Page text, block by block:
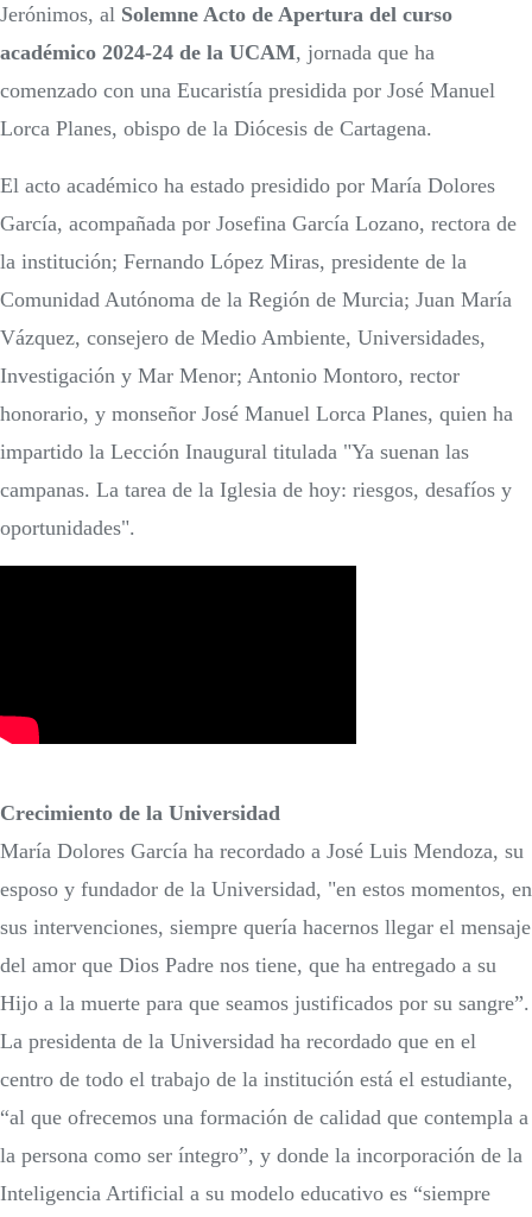
Jerónimos, al Solemne Acto de Apertura del curso
académico 2024-24 de la UCAM, jornada que ha
comenzado con una Eucaristía presidida por José Manuel
Lorca Planes, obispo de la Diócesis de Cartagena.
El acto académico ha estado presidido por María Dolores
García, acompañada por Josefina García Lozano, rectora de
la institución; Fernando López Miras, presidente de la
Comunidad Autónoma de la Región de Murcia; Juan María
Vázquez, consejero de Medio Ambiente, Universidades,
Investigación y Mar Menor; Antonio Montoro, rector
honorario, y monseñor José Manuel Lorca Planes, quien ha
impartido la Lección Inaugural titulada "Ya suenan las
campanas. La tarea de la Iglesia de hoy: riesgos, desafíos y
oportunidades".
Crecimiento de la Universidad
María Dolores García ha recordado a José Luis Mendoza, su
esposo y fundador de la Universidad, "en estos momentos, en
sus intervenciones, siempre quería hacernos llegar el mensaje
del amor que Dios Padre nos tiene, que ha entregado a su
Hijo a la muerte para que seamos justificados por su sangre”.
La presidenta de la Universidad ha recordado que en el
centro de todo el trabajo de la institución está el estudiante,
“al que ofrecemos una formación de calidad que contempla a
la persona como ser íntegro”, y donde la incorporación de la
Inteligencia Artificial a su modelo educativo es “siempre